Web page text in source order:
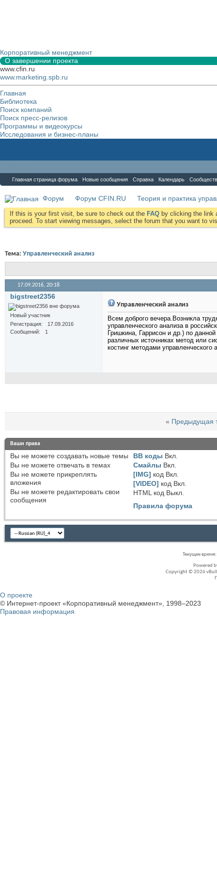
Корпоративный менеджмент
О завершении проекта
www.cfin.ru
www.marketing.spb.ru
Главная
Библиотека
Поиск компаний
Поиск пресс-релизов
Программы и видеокурсы
Исследования и бизнес-планы
Главная страница форума Новые сообщения Справка Календарь
Форум Форум CFIN.RU Теория и практика
If this is your first visit, be sure to check out the FAQ by clicking the link
proceed. To start viewing messages, select the forum that you want to
Тема: Управленческий анализ
17.09.2016, 20:18
bigstreet2356
Новый участник
Регистрация
17.09.2016
Сообщений
1
Управленческий анализ
Всем доброго вечера.Возникла
управленческого анализа в
Гришкина, Гаррисон и др.) по
различных источниках метод или
костинг методами управленческого
« Предыдущая
Ваши права
Вы не можете создавать новые темы
Вы не можете отвечать в темах
Вы не можете прикреплять
вложения
Вы не можете редактировать свои
сообщения
BB коды Вкл.
Смайлы Вкл.
[IMG] код Вкл.
[VIDEO] код Вкл.
HTML код Выкл.
Правила форума
Текущее время:
Powered
Copyright © 2026
О проекте
© Интернет-проект «Корпоративный менеджмент», 1998–2023
Правовая информация